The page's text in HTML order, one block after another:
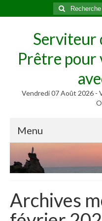
Rechercher
:
Serviteur
Prêtre pour
Vendredi 07 Août 2026 -
Menu
Méditer
Homélies, Poèmes
Homélies
Archives